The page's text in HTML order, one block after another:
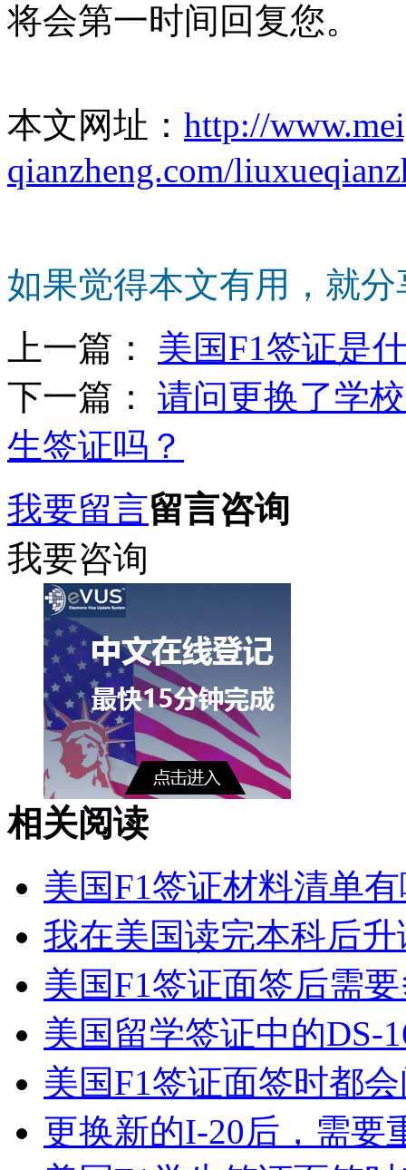
将会第一时间回复您。
本文网址： http://
qianzheng.com/
如果觉得本文有用，就
上一篇： 美国F1签证是
下一篇： 请问更换了学
生签证吗？
我要留言留言咨询
我要咨询
相关阅读
美国F1签证材料清单
我在美国读完本科后
美国F1签证面签后需
美国留学签证中的DS-
美国F1签证面签时都
更换新的I-20后，需要